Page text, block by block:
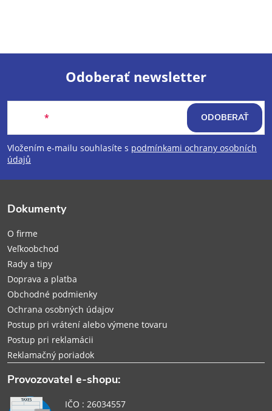
Z
á
p
e
Odoberať newsletter
Vložením e-mailu souhlasíte s podmínkami ochrany osobních
údajů
ODOBERAŤ
Dokumenty
O firme
Veľkoobchod
Rady a tipy
Doprava a platba
Obchodné podmienky
Ochrana osobných údajov
Postup pri vrátení alebo výmene tovaru
Postup pri reklamácii
Reklamačný poriadok
Provozovatel e-shopu:
IČO : 26034557